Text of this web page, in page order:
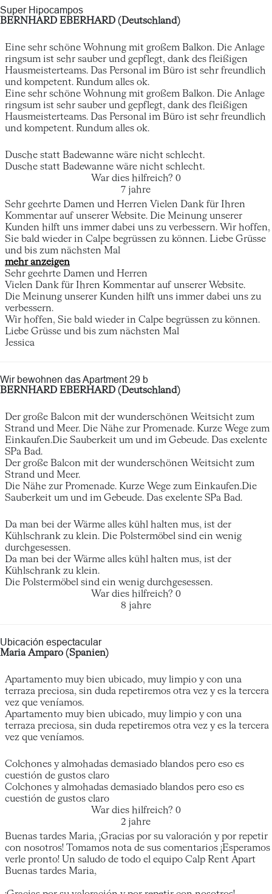
Super Hipocampos
BERNHARD EBERHARD (Deutschland)
Eine sehr schöne Wohnung mit großem Balkon. Die Anlage
ringsum ist sehr sauber und gepflegt, dank des fleißigen
Hausmeisterteams. Das Personal im Büro ist sehr freundlich
und kompetent. Rundum alles ok.
Eine sehr schöne Wohnung mit großem Balkon. Die Anlage
ringsum ist sehr sauber und gepflegt, dank des fleißigen
Hausmeisterteams. Das Personal im Büro ist sehr freundlich
und kompetent. Rundum alles ok.
Dusche statt Badewanne wäre nicht schlecht.
Dusche statt Badewanne wäre nicht schlecht.
War dies hilfreich? 0
7 jahre
Sehr geehrte Damen und Herren Vielen Dank für Ihren
Kommentar auf unserer Website. Die Meinung unserer
Kunden hilft uns immer dabei uns zu verbessern. Wir hoffen,
Sie bald wieder in Calpe begrüssen zu können. Liebe Grüsse
und bis zum nächsten Mal
mehr anzeigen
Sehr geehrte Damen und Herren
Vielen Dank für Ihren Kommentar auf unserer Website.
Die Meinung unserer Kunden hilft uns immer dabei uns zu
verbessern.
Wir hoffen, Sie bald wieder in Calpe begrüssen zu können.
Liebe Grüsse und bis zum nächsten Mal
Jessica
Wir bewohnen das Apartment 29 b
BERNHARD EBERHARD (Deutschland)
Der große Balcon mit der wunderschönen Weitsicht zum
Strand und Meer. Die Nähe zur Promenade. Kurze Wege zum
Einkaufen.Die Sauberkeit um und im Gebeude. Das exelente
SPa Bad.
Der große Balcon mit der wunderschönen Weitsicht zum
Strand und Meer.
Die Nähe zur Promenade. Kurze Wege zum Einkaufen.Die
Sauberkeit um und im Gebeude. Das exelente SPa Bad.
Da man bei der Wärme alles kühl halten mus, ist der
Kühlschrank zu klein. Die Polstermöbel sind ein wenig
durchgesessen.
Da man bei der Wärme alles kühl halten mus, ist der
Kühlschrank zu klein.
Die Polstermöbel sind ein wenig durchgesessen.
War dies hilfreich? 0
8 jahre
Ubicación espectacular
Maria Amparo (Spanien)
Apartamento muy bien ubicado, muy limpio y con una
terraza preciosa, sin duda repetiremos otra vez y es la tercera
vez que veníamos.
Apartamento muy bien ubicado, muy limpio y con una
terraza preciosa, sin duda repetiremos otra vez y es la tercera
vez que veníamos.
Colchones y almohadas demasiado blandos pero eso es
cuestión de gustos claro
Colchones y almohadas demasiado blandos pero eso es
cuestión de gustos claro
War dies hilfreich? 0
2 jahre
Buenas tardes Maria, ¡Gracias por su valoración y por repetir
con nosotros! Tomamos nota de sus comentarios ¡Esperamos
verle pronto! Un saludo de todo el equipo Calp Rent Apart
Buenas tardes Maria,